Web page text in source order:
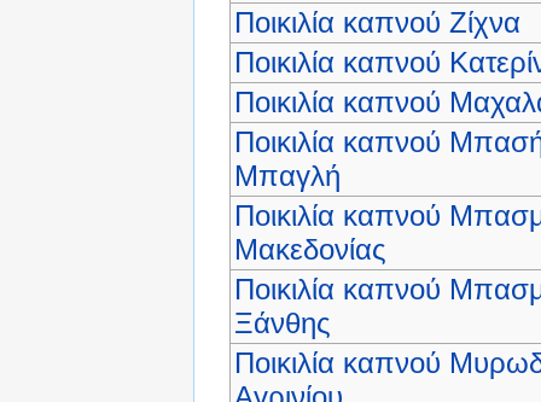
Ποικιλία καπνού Ζίχνα
Ποικιλία καπνού
Ποικιλία καπνού
Ποικιλία καπνού
Μπαγλή
Ποικιλία καπνού
Μακεδονίας
Ποικιλία καπνού
Ξάνθης
Ποικιλία καπνού